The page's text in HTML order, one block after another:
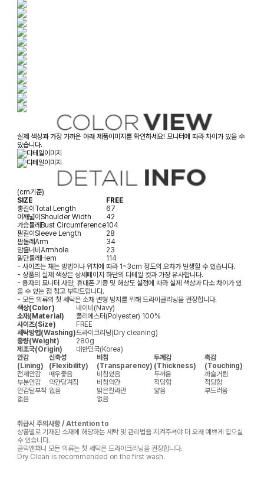
실제 색상과 가장 가까운 아래 제품이미지를 확인하세요! 모니터에 따라 차이가 있을 수
있습니다.
(cm기준)
SIZE
FREE
총길이Total Length
67
어깨넓이Shoulder Width
42
가슴둘레Bust Circumference104
팔길이Sleeve Length
28
팔둘레Arm
34
암홀너비Armhole
23
밑단둘레Hem
114
- 사이즈는 재는 방법이나 위치에 따라 1~3cm 정도의 오차가 발생할 수 있습니다.
- 상품의 실제 색상은 상세페이지 하단의 디테일 컷과 가장 유사합니다.
- 용자의 모니터 사양, 휴대폰 기종 및 해상도 설정에 따라 실제 색상과 다소 차이가 있
을 수 있는 점 참고 부탁드립니다.
- 모든 의류의 첫 세탁은 소재 변형 방지를 위해 드라이클리닝을 권장합니다.
색상(Color)
네이비(Navy)
소재(Material)
폴리에스터(Polyester) 100%
사이즈(Size)
FREE
세탁방법(Washing)드라이크리닝(Dry cleaning)
중량(Weight)
280g
제조국(Origin)
대한민국(Korea)
안감
(Lining)
신축성
(Flexibility)
비침
(Transparency)
두께감
(Thickness)
촉감
(Touching)
전체안감
매우좋음 비침있음 두꺼움
까슬거림
부분안감
약간당겨짐 비침약간 적당함
적당함
안감탈부착 없음 밝은칼라만 얇음
부드러움
없음
없음
취급시 주의사항 / Attention to
상품별로 기재된 소재에 해당하는 세탁 및 관리법을 지켜주셔야 더 오래 예쁘게 입으실
수 있습니다.
클릭앤퍼니 모든 의류는 첫 세탁은 드라이크리닝을 권장합니다.
Dry Clean is recommended on the first wash.